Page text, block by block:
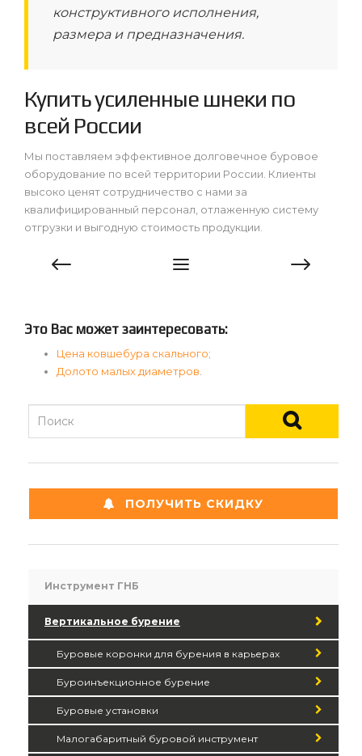
конструктивного исполнения,
размера и предназначения.
Купить усиленные шнеки по
всей России
Мы поставляем эффективное долговечное буровое
оборудование по всей территории России. Клиенты
высоко ценят сотрудничество с нами за
квалифицированный персонал, отлаженную систему
отгрузки и выгодную стоимость продукции.
Это Вас может заинтересовать:
Цена ковшебура скального;
Долото малых диаметров
ПОЛУЧИТЬ СКИДКУ
Инструмент ГНБ
Вертикальное бурение
Буровые коронки для бурения в карьерах
Буроинъекционное бурение
Буровые установки
Малогабаритный буровой инструмент